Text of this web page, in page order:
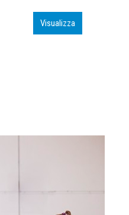
Visualizza